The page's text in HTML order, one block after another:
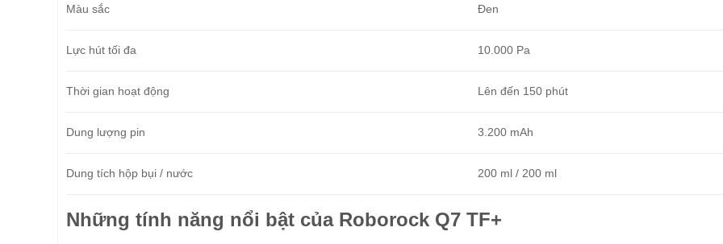
Màu sắc Đen
Lực hút tối đa 10.000 Pa
Thời gian hoạt động Lên đến 150 phút
Dung lượng pin 3.200 mAh
Dung tích hộp bụi / nước 200 ml / 200 ml
Những tính năng nổi bật của Roborock Q7 TF+